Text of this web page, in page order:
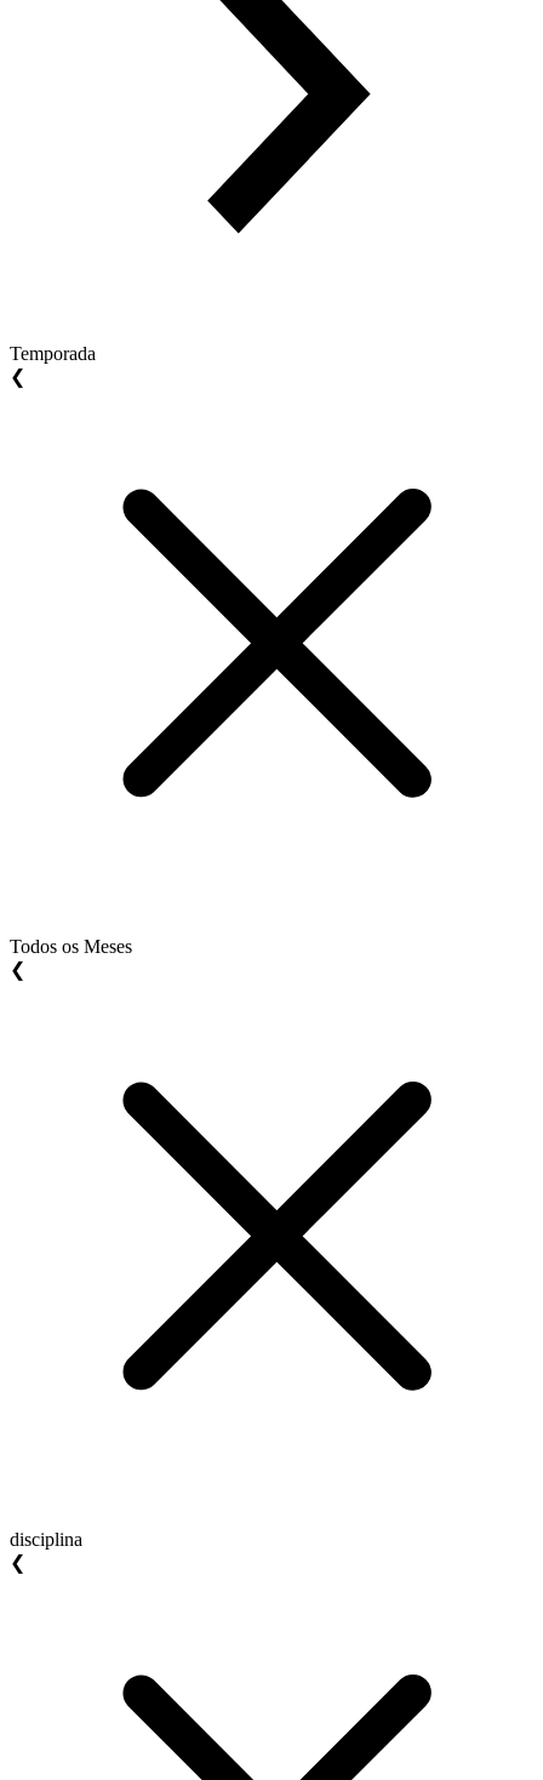
Temporada
❮
Todos os Meses
❮
disciplina
❮